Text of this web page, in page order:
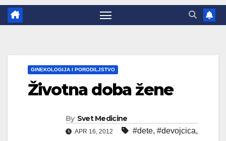
GINEKOLOGIJA I PORODILJSTVO
Životna doba žene
By Svet Medicine
APR 16, 2012 #dete, #devojcica,